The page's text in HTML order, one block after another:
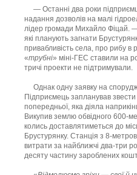
— Останні два роки
надання дозволів на малі
лідер громади Михайло Фіцай.
які планують загнати
привабливість села, про рибу в
«трубні» міні-ГЕС ставили на
тричі проекти не підтримували.
Однак одну заявку на
Підприємець запланував
попередньої, яка діяла
Викупив землю обвідного 600-
колись доставлятиметься до
Брустурянку. Станція з 8-
витрати за найближчі два-три
десяту частину зароблених